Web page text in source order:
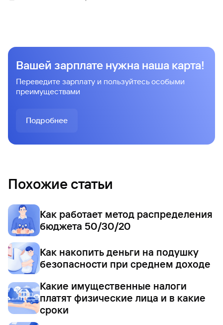
Вашей зарплате нужна наша карта!
Переведите зарплату и пользуйтесь особыми
преимуществами
Подробнее
Похожие статьи
Как работает метод распределения
бюджета 50/30/20
Как накопить деньги на подушку
безопасности при среднем доходе
Какие имущественные налоги
платят физические лица и в какие
сроки